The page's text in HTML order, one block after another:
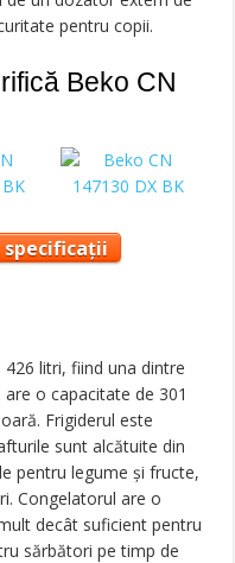
pentru copii.
Beko CN
specificații
litri, fiind una dintre
o capacitate de 301
Frigiderul este
sunt alcătuite din
pentru legume și fructe,
Congelatorul are o
decât suficient pentru
sărbători pe timp de